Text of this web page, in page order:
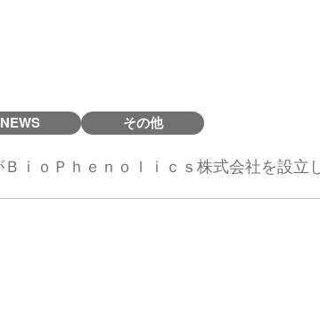
NEWS その他
ｉｏＰｈｅｎｏｌｉｃｓ株式会社を設立